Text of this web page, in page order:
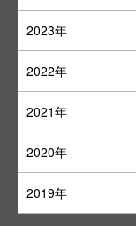
2023年
2022年
2021年
2020年
2019年